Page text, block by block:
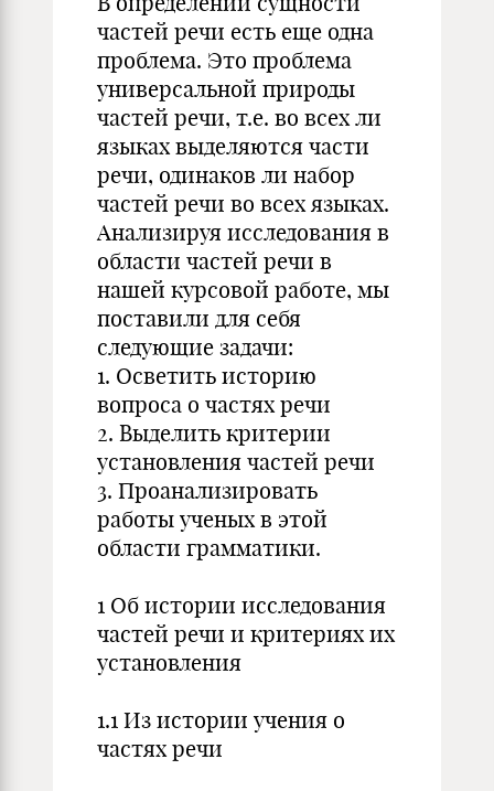
частей речи есть еще одна
проблема. Это проблема
универсальной природы
частей речи, т.е. во всех ли
языках выделяются части
речи, одинаков ли набор
частей речи во всех языках.
Анализируя исследования в
области частей речи в
нашей курсовой работе, мы
поставили для себя
следующие задачи:
1. Осветить историю
вопроса о частях речи
2. Выделить критерии
установления частей речи
3. Проанализировать
работы ученых в этой
области грамматики.
1 Об истории исследования
частей речи и критериях их
установления
1.1 Из истории учения о
частях речи